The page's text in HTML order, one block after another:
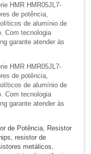
HMR HMR05JL7-
de potência,
de alumínio de
Com tecnologia
garante atender às
HMR HMR05JL7-
de potência,
de alumínio de
Com tecnologia
garante atender às
de Potência Resistor
resistor de
metálicos